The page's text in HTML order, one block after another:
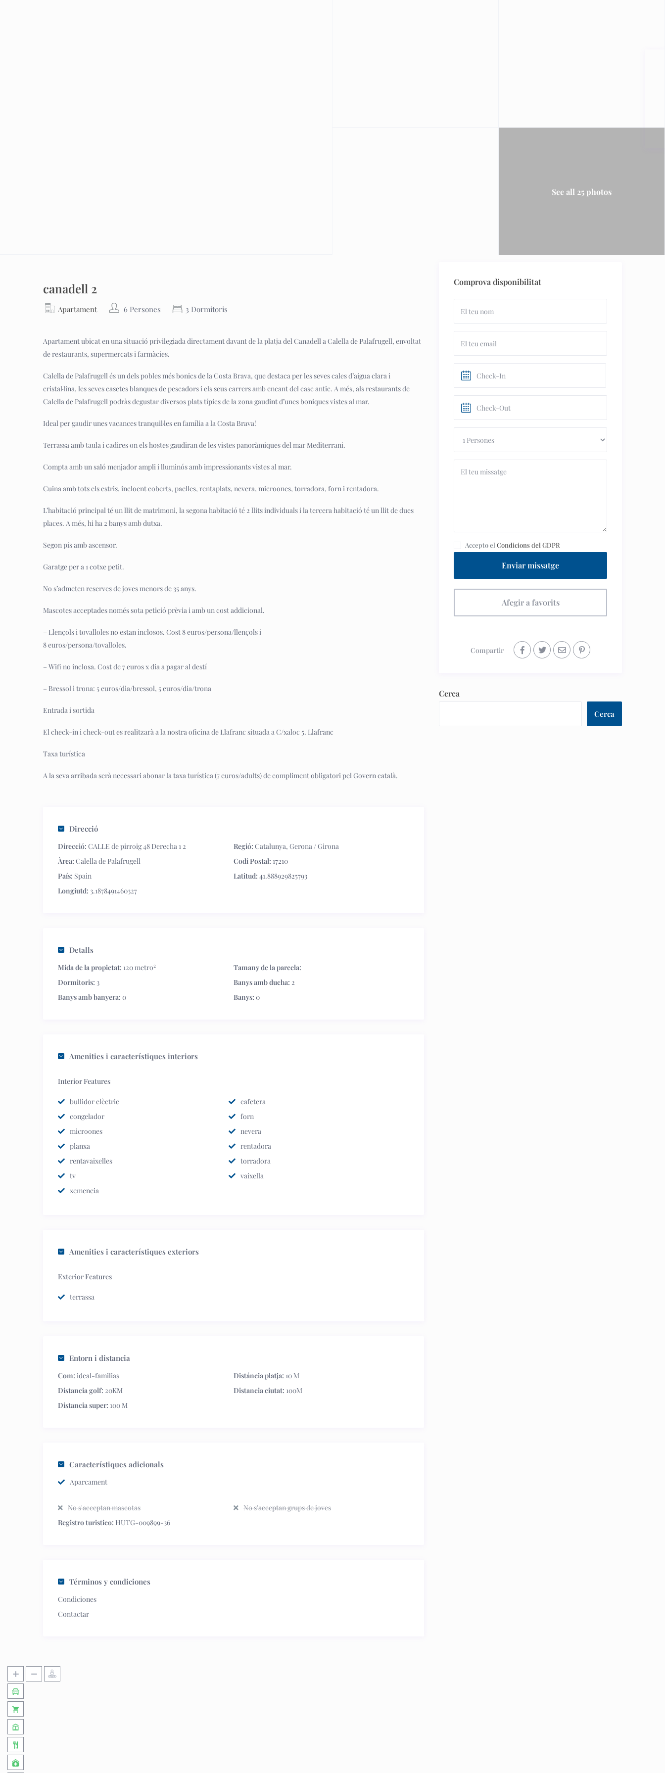
See all 25 photos
canadell 2
Apartament 6 Persones 3 Dormitoris
Apartament ubicat en una situació privilegiada directament davant de la platja del Canadell a Calella de Palafrugell, envoltat
de restaurants, supermercats i farmàcies.
Calella de Palafrugell és un dels pobles més bonics de la Costa Brava, que destaca per les seves cales d’aigua clara i
cristal·lina, les seves casetes blanques de pescadors i els seus carrers amb encant del casc antic. A més, als restaurants de
Calella de Palafrugell podràs degustar diversos plats típics de la zona gaudint d’unes boniques vistes al mar.
Ideal per gaudir unes vacances tranquil·les en família a la Costa Brava!
Terrassa amb taula i cadires on els hostes gaudiran de les vistes panoràmiques del mar Mediterrani.
Compta amb un saló menjador ampli i lluminós amb impressionants vistes al mar.
Cuina amb tots els estris, incloent coberts, paelles, rentaplats, nevera, microones, torradora, forn i rentadora.
L’habitació principal té un llit de matrimoni, la segona habitació té 2 llits individuals i la tercera habitació té un llit de dues
places. A més, hi ha 2 banys amb dutxa.
Segon pis amb ascensor.
Garatge per a 1 cotxe petit.
No s’admeten reserves de joves menors de 35 anys.
Mascotes acceptades només sota petició prèvia i amb un cost addicional.
– Llençols i tovalloles no estan inclosos. Cost 8 euros/persona/llençols i
8 euros/persona/tovalloles.
– Wifi no inclosa. Cost de 7 euros x dia a pagar al destí
– Bressol i trona: 5 euros/dia/bressol, 5 euros/dia/trona
Entrada i sortida
El check-in i check-out es realitzarà a la nostra oficina de Llafranc situada a C/xaloc 5. Llafranc
Taxa turística
A la seva arribada serà necessari abonar la taxa turística (7 euros/adults) de compliment obligatori pel Govern català.
Direcció
Direcció: CALLE de pirroig 48 Derecha 1 2 Regió: Catalunya, Gerona / Girona
Àrea: Calella de Palafrugell Codi Postal: 17210
País: Spain Latitud: 41.888929825793
Longiutd: 3.1878491460327
Detalls
Mida de la propietat: 120 metro2
Tamany de la parcela:
Dormitoris: 3 Banys amb ducha: 2
Banys amb banyera: 0 Banys: 0
Amenities i característiques interiors
Interior Features
bullidor elèctric
cafetera
congelador
forn
microones
nevera
planxa
rentadora
rentavaixelles
torradora
tv
vaixella
xemeneia
Amenities i característiques exteriors
Exterior Features
terrassa
Entorn i distancia
Com: ideal-familias Distáncia platja: 10 M
Distancia golf: 20KM Distancia ciutat: 100M
Distancia super: 100 M
Característiques adicionals
Aparcament
No s'acceptan mascotas
No s'acceptan grups de joves
Registro turistico: HUTG-009899-36
Términos y condiciones
Condiciones
Contactar
Comprova disponibilitat
Accepto el Condicions del GDPR
Enviar missatge
Afegir a favorits
Compartir
Cerca
Cerca